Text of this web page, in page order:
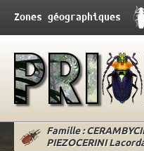
Zones géographiques
Famille :
PIEZOCERINI